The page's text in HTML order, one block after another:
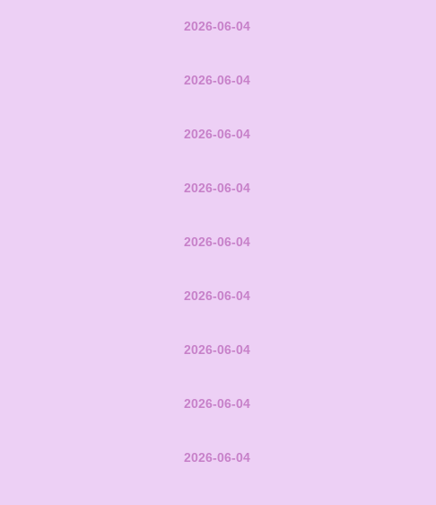
2026-06-04
2026-06-04
2026-06-04
2026-06-04
2026-06-04
2026-06-04
2026-06-04
2026-06-04
2026-06-04